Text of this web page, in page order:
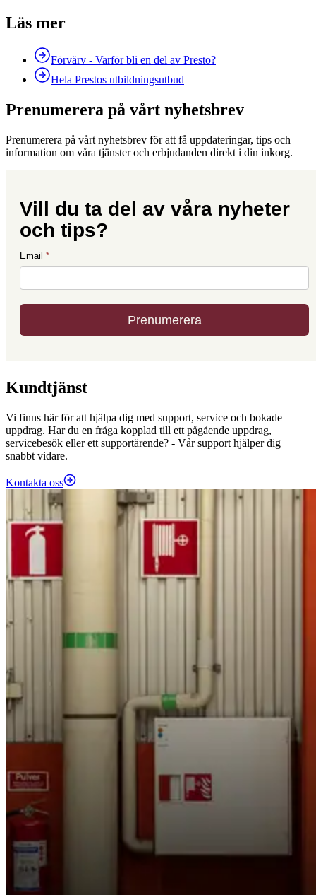
Läs mer
Förvärv - Varför bli en del av Presto?
Hela Prestos utbildningsutbud
Prenumerera på vårt nyhetsbrev
Prenumerera på vårt nyhetsbrev för att få uppdateringar, tips och
information om våra tjänster och erbjudanden direkt i din inkorg.
Kundtjänst
Vi finns här för att hjälpa dig med support, service och bokade
uppdrag. Har du en fråga kopplad till ett pågående uppdrag,
servicebesök eller ett supportärende? - Vår support hjälper dig
snabbt vidare.
Kontakta oss